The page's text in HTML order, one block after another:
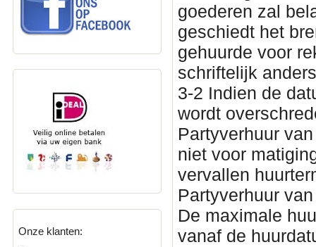
Onze klanten:
goederen zal
geschiedt het
gehuurde voor
schriftelijk
3-2 Indien de
wordt
Partyverhuur
niet voor
vervallen
Partyverhuur
De maximale
vanaf de